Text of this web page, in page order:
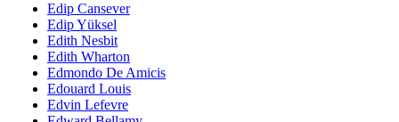
Edip Cansever
Edip Yüksel
Edith Nesbit
Edith Wharton
Edmondo De Amicis
Edouard Louis
Edvin Lefevre